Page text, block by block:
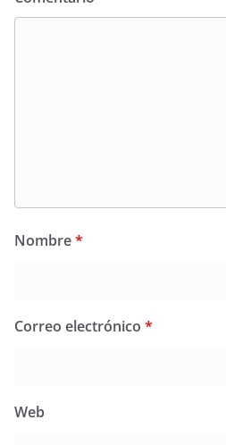
Nombre*
Correo electrónico *
Web